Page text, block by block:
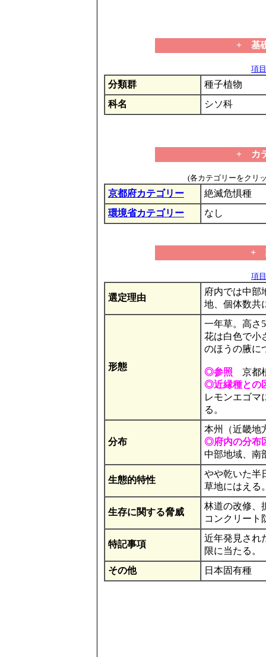
+ 基
項
分類群
種子植物
科名
シソ科
+ カ
(各カテゴリーをクリ
京都府カテゴリー
絶滅危惧種
環境省カテゴリー
なし
+
項
選定理由
府内では中部
地、個体数共
形態
一年草。高さ
花は白色で小
のほうの腋に
◎参照 京都
◎近縁種との
レモンエゴマ
る。
分布
本州（近畿地
◎府内の分布
中部地域、南
生態的特性
やや乾いた半
草地にはえる
生存に関する脅威
林道の改修、
コンクリート
特記事項
近年発見され
限に当たる。
その他
日本固有種